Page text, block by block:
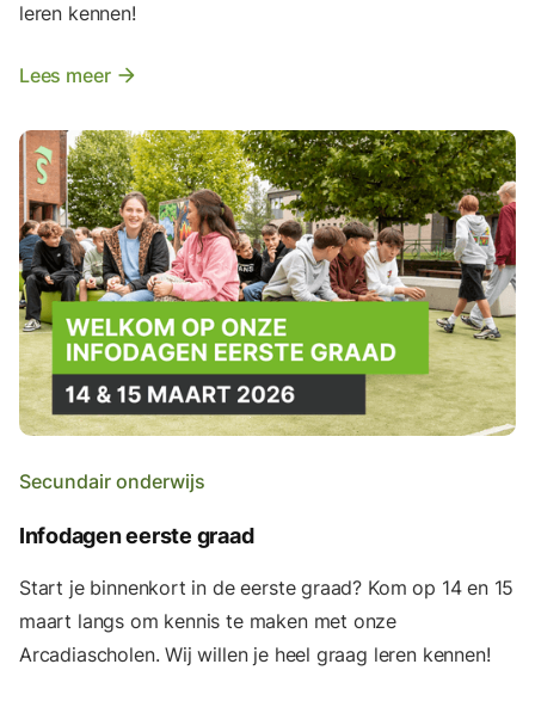
leren kennen!
Lees meer arrow_forward
Secundair onderwijs
Infodagen eerste graad
Start je binnenkort in de eerste graad? Kom op 14 en 15
maart langs om kennis te maken met onze
Arcadiascholen. Wij willen je heel graag leren kennen!